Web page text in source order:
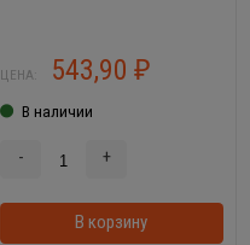
В корзинке
ЦЕНА: 543,90 ₽
В наличии
- +
В корзину